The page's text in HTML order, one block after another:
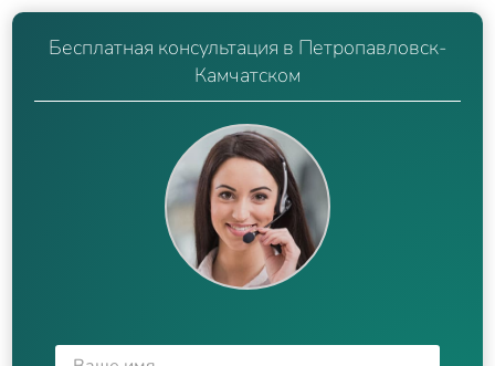
Бесплатная консультация в Петропавловск-
Камчатском